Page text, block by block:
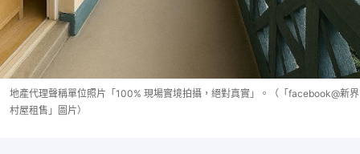
地產代理聲稱單位照片「100% 現場實境拍攝，絕對真實」。（「facebook@新界
村屋租售」圖片）